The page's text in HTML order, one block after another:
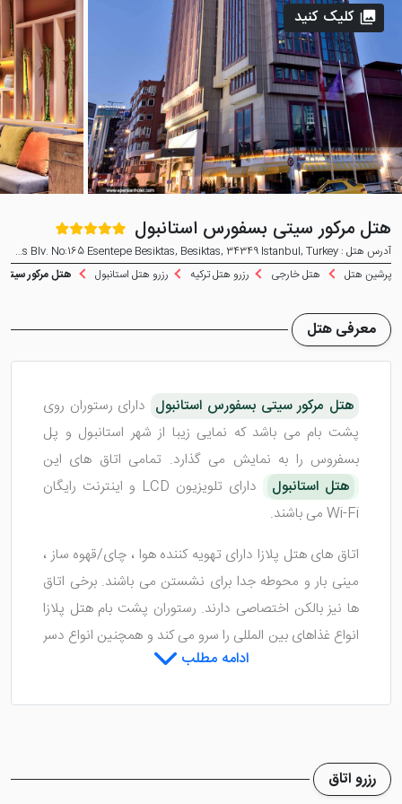
هتل مرکور سیتی بسفورس استانبول
آدرس هتل : Barbaros Blv. No:165 Esentepe Besiktas, Besiktas, 34349 Istanbul, Turkey
پرشین هتل
هتل خارجی رزرو هتل ترکیه رزرو هتل استانبول هتل مرکور
کلیک کنید
معرفی هتل
هتل مرکور سیتی بسفورس استانبول دارای رستوران روی
پشت بام می باشد که نمایی زیبا از شهر استانبول و پل
بسفروس را به نمایش می گذارد. تمامی اتاق های این
هتل استانبول
دارای تلویزیون LCD و اینترنت رایگان
Wi-Fi می باشند.
اتاق های هتل پلازا دارای تهویه کننده هوا ، چای/قهوه ساز ،
مینی بار و محوطه جدا برای نشستن می باشند. برخی اتاق
ها نیز بالکن اختصاصی دارند. رستوران پشت بام هتل پلازا
انواع غذاهای بین المللی را سرو می کند و همچنین انواع دسر
، سالاد و پیش غذا برای میهمانان به صورت بوفه موجود می
هتل پلازا دارای استخر سرپوشیده ، سونا ، مرکز بدنسازی می
باشد و خدمات ماساژ نیز ارائه می گردد. این هتل 10 دقیقه با
ادامه مطلب
رزرو اتاق